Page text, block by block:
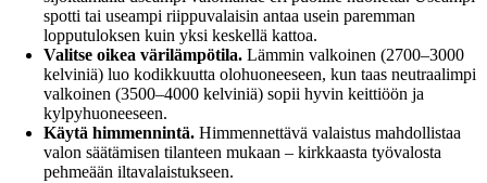
spotti tai useampi riippuvalaisin antaa usein paremman
lopputuloksen kuin yksi keskellä kattoa.
Valitse oikea värilämpötila. Lämmin valkoinen (2700–3000
kelviniä) luo kodikkuutta olohuoneeseen, kun taas neutraalimpi
valkoinen (3500–4000 kelviniä) sopii hyvin keittiöön ja
kylpyhuoneeseen.
Käytä himmennintä. Himmennettävä valaistus mahdollistaa
valon säätämisen tilanteen mukaan – kirkkaasta työvalosta
pehmeään iltavalaistukseen.